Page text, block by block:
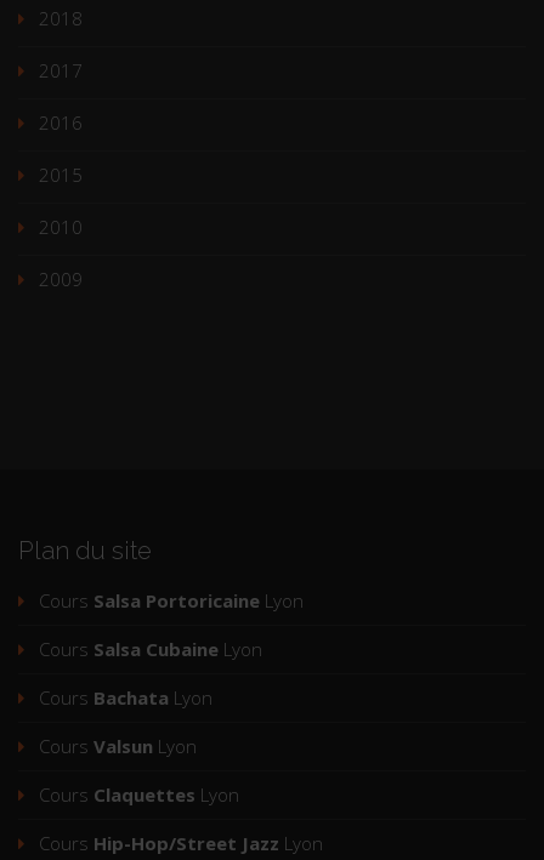
2018
2017
2016
2015
2010
2009
Plan du site
Cours Salsa Portoricaine Lyon
Cours Salsa Cubaine Lyon
Cours Bachata Lyon
Cours Valsun Lyon
Cours Claquettes Lyon
Cours Hip-Hop/Street Jazz Lyon